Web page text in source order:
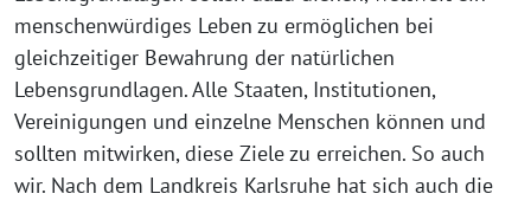
menschenwürdiges Leben zu ermöglichen bei
gleichzeitiger Bewahrung der natürlichen
Lebensgrundlagen. Alle Staaten, Institutionen,
Vereinigungen und einzelne Menschen können und
sollten mitwirken, diese Ziele zu erreichen. So auch
wir. Nach dem Landkreis Karlsruhe hat sich auch die